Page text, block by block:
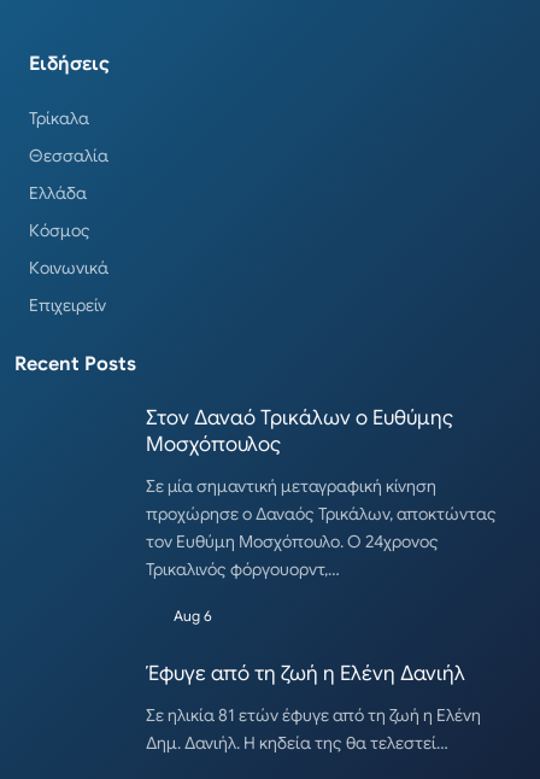
Ειδήσεις
Τρίκαλα
Θεσσαλία
Ελλάδα
Κόσμος
Κοινωνικά
Επιχειρείν
Recent Posts
Στον Δαναό Τρικάλων ο Ευθύμης
Μοσχόπουλος
Σε μία σημαντική μεταγραφική κίνηση
προχώρησε ο Δαναός Τρικάλων, αποκτώντας
τον Ευθύμη Μοσχόπουλο. Ο 24χρονος
Τρικαλινός φόργουορντ,…
Aug 6
Έφυγε από τη ζωή η Ελένη Δανιήλ
Σε ηλικία 81 ετών έφυγε από τη ζωή η Ελένη
Δημ. Δανιήλ. Η κηδεία της θα τελεστεί…